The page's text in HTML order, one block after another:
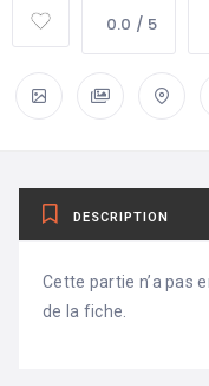
0.0 / 5
DESCRIPTION
Cette partie n’a pas
de la fiche.